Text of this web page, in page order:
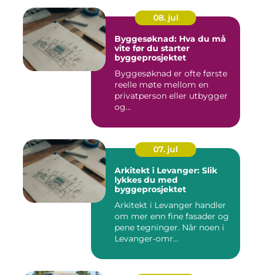
08. jul
Byggesøknad: Hva du må
vite før du starter
byggeprosjektet
Byggesøknad er ofte første
reelle møte mellom en
privatperson eller utbygger
og...
07. jul
Arkitekt i Levanger: Slik
lykkes du med
byggeprosjektet
Arkitekt i Levanger handler
om mer enn fine fasader og
pene tegninger. Når noen i
Levanger-omr...